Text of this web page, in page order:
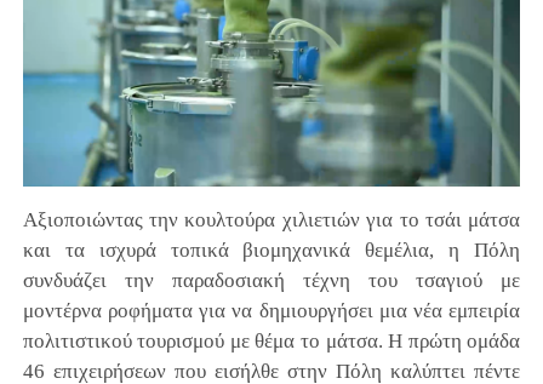
Αξιοποιώντας την κουλτούρα χιλιετιών για το τσάι μάτσα
και τα ισχυρά τοπικά βιομηχανικά θεμέλια, η Πόλη
συνδυάζει την παραδοσιακή τέχνη του τσαγιού με
μοντέρνα ροφήματα για να δημιουργήσει μια νέα εμπειρία
πολιτιστικού τουρισμού με θέμα το μάτσα. Η πρώτη ομάδα
46 επιχειρήσεων που εισήλθε στην Πόλη καλύπτει πέντε